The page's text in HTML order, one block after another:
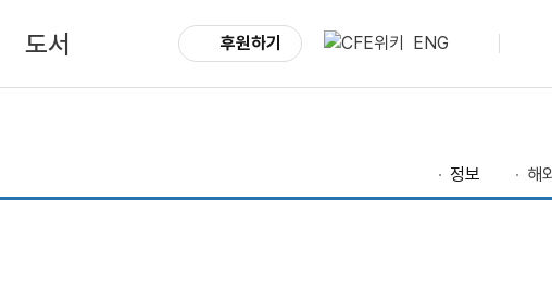
도서 후원하기 ENG
정보 해